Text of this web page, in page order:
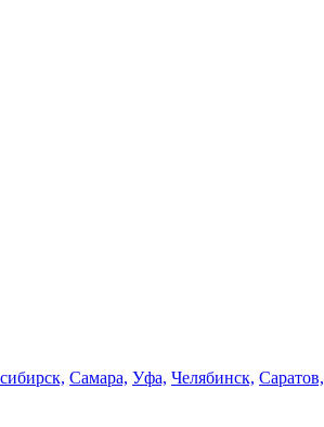
Самара, Уфа, Челябинск, Саратов,